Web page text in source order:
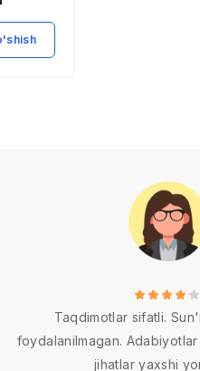
Taqdimotlar sifatli.
foydalanilmagan.
jihatlar yaxshi